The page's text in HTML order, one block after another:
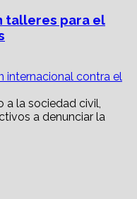
talleres para el
internacional contra el